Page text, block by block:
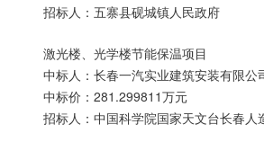
招标人：五寨县砚城镇人民政府
激光楼、光学楼节能保温项目
中标人：长春一汽实业建筑安装有限公
中标价：281.299811万元
招标人：中国科学院国家天文台长春人